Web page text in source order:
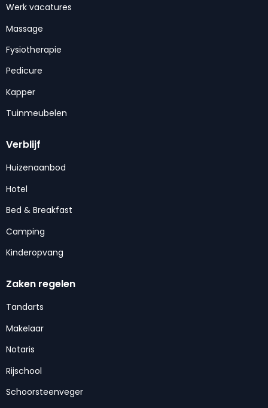
Werk vacatures
Massage
Fysiotherapie
Pedicure
Kapper
Tuinmeubelen
Verblijf
Huizenaanbod
Hotel
Bed & Breakfast
Camping
Kinderopvang
Zaken regelen
Tandarts
Makelaar
Notaris
Rijschool
Schoorsteenveger